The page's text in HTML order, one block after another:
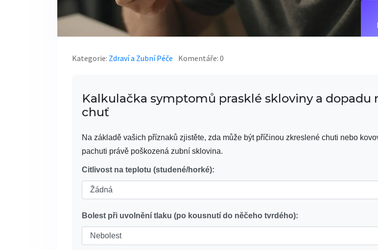
Kategorie: Zdraví a Zubní Péče Komentáře: 0
Kalkulačka symptomů prasklé skloviny a dopadu
chuť
Na základě vašich příznaků zjistěte, zda může být příčinou zkreslené chuti nebo
pachuti právě poškozená zubní sklovina.
Citlivost na teplotu (studené/horké):
Bolest při uvolnění tlaku (po kousnutí do něčeho tvrdého):